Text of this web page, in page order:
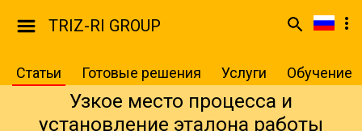
TRIZ-RI GROUP
Статьи Готовые решения Услуги Обучение
Узкое место процесса и
установление эталона работы